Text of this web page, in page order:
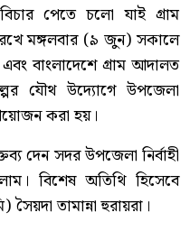
পেতে চলো যাই গ্রাম
মঙ্গলবার (৯ জুন) সকালে
বাংলাদেশে গ্রাম আদালত
যৌথ উদ্যোগে উপজেলা
করা হয়।
দেন সদর উপজেলা নির্বাহী
বিশেষ অতিথি হিসেবে
তামান্না হুরায়রা।